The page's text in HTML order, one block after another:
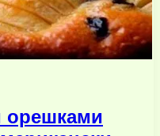
орешками